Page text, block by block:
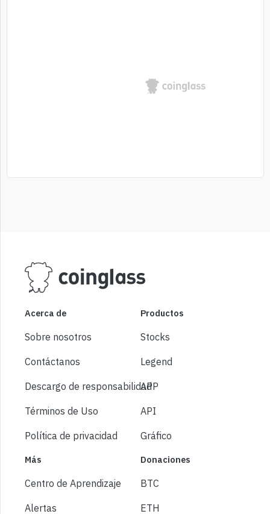
Acerca de
Sobre nosotros
Contáctanos
Descargo de responsabilidad
Términos de Uso
Política de privacidad
Productos
Stocks
Legend
APP
API
Gráfico
Más
Centro de Aprendizaje
Alertas
Donaciones
BTC
ETH